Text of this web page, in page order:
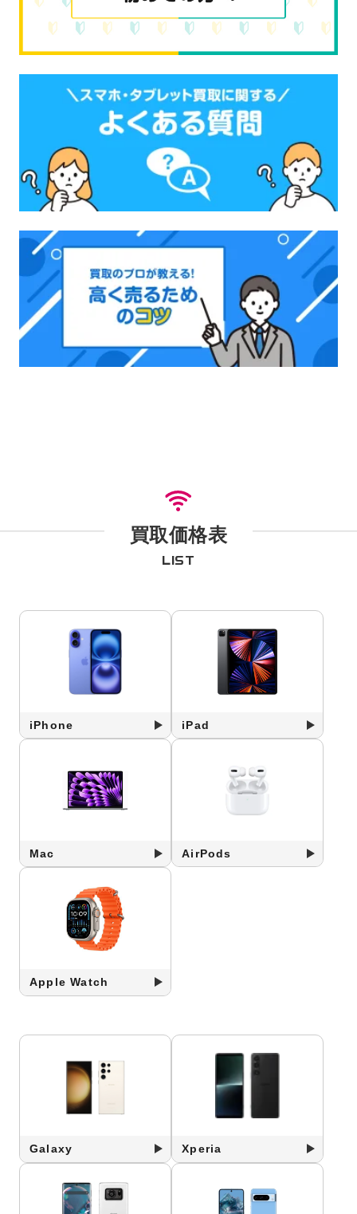
買取価格表
LIST
iPhone iPad
Mac AirPods
Apple Watch
Galaxy Xperia